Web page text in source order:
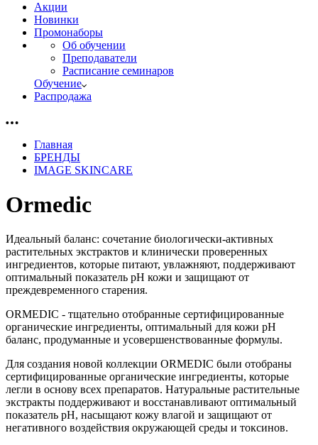
Акции
Новинки
Промонаборы
Об обучении
Преподаватели
Расписание семинаров
Обучение
Распродажа
Главная
БРЕНДЫ
IMAGE SKINCARE
Ormedic
Идеальный баланс: сочетание биологически-активных
растительных экстрактов и клинически проверенных
ингредиентов, которые питают, увлажняют, поддерживают
оптимальный показатель рН кожи и защищают от
преждевременного старения.
ORMEDIC - тщательно отобранные сертифицированные
органические ингредиенты, оптимальный для кожи pH
баланс, продуманные и усовершенствованные формулы.
Для создания новой коллекции ORMEDIC были отобраны
сертифицированные органические ингредиенты, которые
легли в основу всех препаратов. Натуральные растительные
экстракты поддерживают и восстанавливают оптимальный
показатель рН, насыщают кожу влагой и защищают от
негативного воздействия окружающей среды и токсинов.